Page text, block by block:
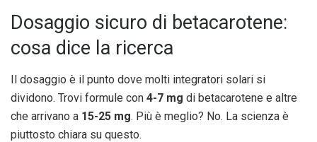
Dosaggio sicuro di betacarotene:
cosa dice la ricerca
Il dosaggio è il punto dove molti integratori solari si
dividono. Trovi formule con 4-7 mg di betacarotene e altre
che arrivano a 15-25 mg. Più è meglio? No. La scienza è
piuttosto chiara su questo.